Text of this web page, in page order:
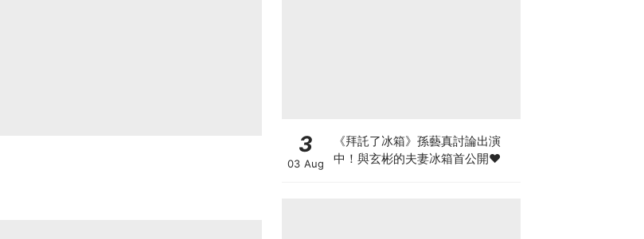
3
03 Aug
《拜託了冰箱》孫藝真討論出演
中！與玄彬的夫妻冰箱首公開♥